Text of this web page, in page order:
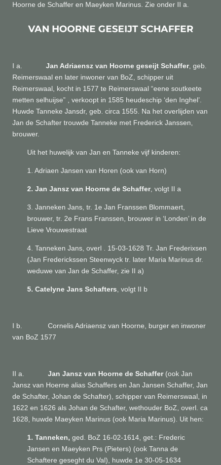
Hoorne de Schaffer en Maeyken Marinus. Zie onder II a.
VAN HOORNE GESEIJT SCHAFFER
I a. Jan Adriaensz van Hoorne geseijt Schaffer, geb.
Reimerswaal en later inwoner van BoZ, schipper uit
Reimerswaal, kocht in 1577 te Reimerswaal “eene soutkeete
metten selhuijse” , verkoopt in 1585 heudeschip ‘den Inghel’.
Huwde Tanneke Jansdr, geb. circa 1555. Na het overlijden van
Jan de Schafter trouwde Tanneke met Frederick Janssen,
brouwer.
Uit het huwelijk van Jan en Tanneke vijf kinderen:
1. Adriaen Jansen van Horen (ook van Horn)
2. Jan Jansz van Hoorne de Schaffer, volgt II a
3. Janneken Jans, tr. 1e Jan Franssen Blommaert,
brouwer, tr. 2e Frans Franssen, brouwer in ‘Londen’ in de
Lieve Vrouwestraat
4. Tanneken Jans, overl . 15-03-1628 Tr. Jan Frederixsen
(Jan Frederickssen Steenwyck tr. later Maria Marinus dr.
weduwe van Jan de Schaffer, zie II a)
5. Catelyne Jans Schafters , volgt II b
I b. Cornelis Adriaensz van Hoorne, burger en inwoner
van BoZ 1577
II a. Jan Jansz van Hoorne de Schaffer(ook Jan
Jansz van Hoerne alias Schaffers en Jan Jansen Schaffer, Jan
de Schafter, Johan de Schafter), schipper van Reimerswaal, in
1622 en 1626 als Johan de Schafter, wethouder BoZ, overl. ca
1628, huwde Maeyken Marinus (ook Maria Marinus). Uit hen:
1. Tanneken, ged. BoZ 16-02-1614, get.: Frederic
Jansen en Maeyken Prs (Pieters) (ook Tanna de
Schaftere geseght du Val) , huwde 1e 30-05-1634